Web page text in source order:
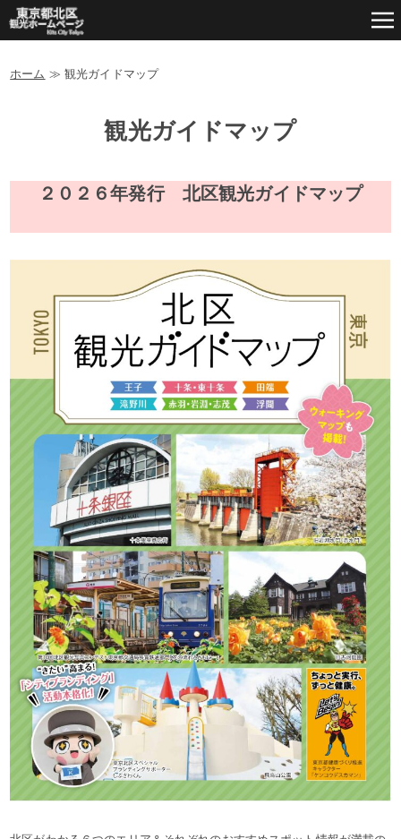
ホーム ≫ 観光ガイドマップ
観光ガイドマップ
２０２６年発行 北区観光ガイドマップ